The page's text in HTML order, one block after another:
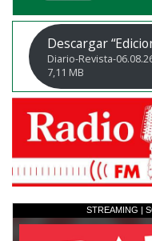
Descargar
Diario-Revista-
7,11 MB